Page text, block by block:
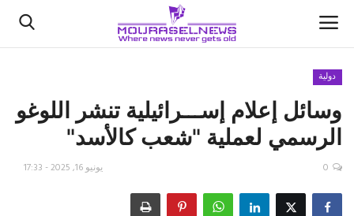
الأخبار
كتّابنا
دولية
وسائل إعلام إســـرائيلية تنشر اللوغو
الرسمي لعملية "شعب كالأسد"
يونيو 16, 2025 - 17:33 0